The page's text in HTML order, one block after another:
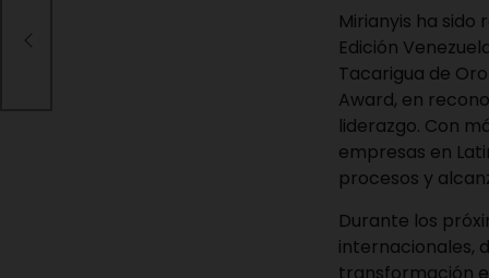
Mirianyis ha
Edición
Tacarigua de
Award, en
liderazgo. Con
empresas en
procesos y
Durante los
internacionales,